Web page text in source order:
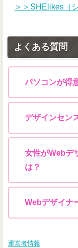
＞＞SHElikes（
よくある質問
パソコンが得
デザインセン
女性がWebデ
は？
Webデザイナ
運営者情報